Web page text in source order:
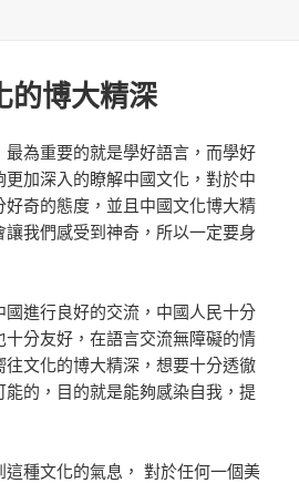
的博大精深
為重要的就是學好語言，而學好
加深入的瞭解中國文化，對於中
奇的態度，並且中國文化博大精
我們感受到神奇，所以一定要身
進行良好的交流，中國人民十分
分友好，在語言交流無障礙的情
文化的博大精深，想要十分透徹
的，目的就是能夠感染自我，提
這種文化的氣息， 對於任何一個美